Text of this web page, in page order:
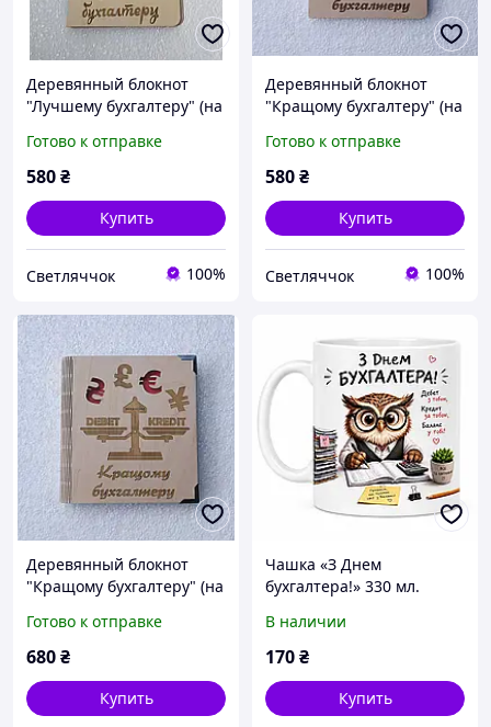
Деревянный блокнот
"Лучшему бухгалтеру" (на
ежедневник из дерева
Готово к отправке
580₴
Купить
Светляччок 100%
Деревянный блокнот
"Кращому бухгалтеру" (на
ежедневник из дерева,
подарок для бухгалтера
Готово к отправке
580₴
Купить
Светляччок 100%
Деревянный блокнот
"Кращому бухгалтеру" (на
ручкой), ежедневник из
дерева
Готово к отправке
680₴
Купить
Чашка «З Днем
бухгалтера!» 330 мл.
В наличии
170₴
Купить